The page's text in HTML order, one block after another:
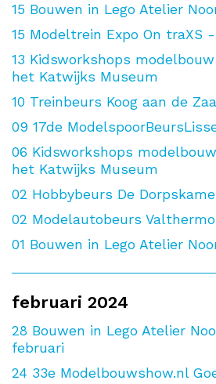
15 Bouwen in Lego Atelier
15 Modeltrein Expo On traXS
13 Kidsworkshops
het Katwijks Museum
10 Treinbeurs Koog aan de
09 17de
06 Kidsworkshops
het Katwijks Museum
02 Hobbybeurs De
02 Modelautobeurs
01 Bouwen in Lego Atelier
februari 2024
28 Bouwen in Lego Atelier
februari
24 33e Modelbouwshow.nl